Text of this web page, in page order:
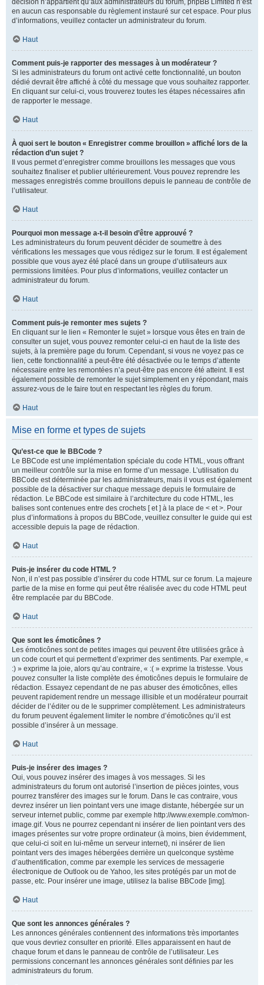
décision n’appartient qu’aux administrateurs du forum, phpBB Limited n’est
en aucun cas responsable du règlement instauré sur cet espace. Pour plus
d’informations, veuillez contacter un administrateur du forum.
Haut
Comment puis-je rapporter des messages à un modérateur ?
Si les administrateurs du forum ont activé cette fonctionnalité, un bouton
dédié devrait être affiché à côté du message que vous souhaitez rapporter.
En cliquant sur celui-ci, vous trouverez toutes les étapes nécessaires afin
de rapporter le message.
Haut
À quoi sert le bouton « Enregistrer comme brouillon » affiché lors de la
rédaction d’un sujet ?
Il vous permet d’enregistrer comme brouillons les messages que vous
souhaitez finaliser et publier ultérieurement. Vous pouvez reprendre les
messages enregistrés comme brouillons depuis le panneau de contrôle de
l’utilisateur.
Haut
Pourquoi mon message a-t-il besoin d’être approuvé ?
Les administrateurs du forum peuvent décider de soumettre à des
vérifications les messages que vous rédigez sur le forum. Il est également
possible que vous ayez été placé dans un groupe d’utilisateurs aux
permissions limitées. Pour plus d’informations, veuillez contacter un
administrateur du forum.
Haut
Comment puis-je remonter mes sujets ?
En cliquant sur le lien « Remonter le sujet » lorsque vous êtes en train de
consulter un sujet, vous pouvez remonter celui-ci en haut de la liste des
sujets, à la première page du forum. Cependant, si vous ne voyez pas ce
lien, cette fonctionnalité a peut-être été désactivée ou le temps d’attente
nécessaire entre les remontées n’a peut-être pas encore été atteint. Il est
également possible de remonter le sujet simplement en y répondant, mais
assurez-vous de le faire tout en respectant les règles du forum.
Haut
Mise en forme et types de sujets
Qu’est-ce que le BBCode ?
Le BBCode est une implémentation spéciale du code HTML, vous offrant
un meilleur contrôle sur la mise en forme d’un message. L’utilisation du
BBCode est déterminée par les administrateurs, mais il vous est également
possible de la désactiver sur chaque message depuis le formulaire de
rédaction. Le BBCode est similaire à l’architecture du code HTML, les
balises sont contenues entre des crochets [ et ] à la place de < et >. Pour
plus d’informations à propos du BBCode, veuillez consulter le guide qui est
accessible depuis la page de rédaction.
Haut
Puis-je insérer du code HTML ?
Non, il n’est pas possible d’insérer du code HTML sur ce forum. La majeure
partie de la mise en forme qui peut être réalisée avec du code HTML peut
être remplacée par du BBCode.
Haut
Que sont les émoticônes ?
Les émoticônes sont de petites images qui peuvent être utilisées grâce à
un code court et qui permettent d’exprimer des sentiments. Par exemple, «
:) » exprime la joie, alors qu’au contraire, « :( » exprime la tristesse. Vous
pouvez consulter la liste complète des émoticônes depuis le formulaire de
rédaction. Essayez cependant de ne pas abuser des émoticônes, elles
peuvent rapidement rendre un message illisible et un modérateur pourrait
décider de l’éditer ou de le supprimer complètement. Les administrateurs
du forum peuvent également limiter le nombre d’émoticônes qu’il est
possible d’insérer à un message.
Haut
Puis-je insérer des images ?
Oui, vous pouvez insérer des images à vos messages. Si les
administrateurs du forum ont autorisé l’insertion de pièces jointes, vous
pourrez transférer des images sur le forum. Dans le cas contraire, vous
devrez insérer un lien pointant vers une image distante, hébergée sur un
serveur internet public, comme par exemple http://www.exemple.com/mon-
image.gif. Vous ne pourrez cependant ni insérer de lien pointant vers des
images présentes sur votre propre ordinateur (à moins, bien évidemment,
que celui-ci soit en lui-même un serveur internet), ni insérer de lien
pointant vers des images hébergées derrière un quelconque système
d’authentification, comme par exemple les services de messagerie
électronique de Outlook ou de Yahoo, les sites protégés par un mot de
passe, etc. Pour insérer une image, utilisez la balise BBCode [img].
Haut
Que sont les annonces générales ?
Les annonces générales contiennent des informations très importantes
que vous devriez consulter en priorité. Elles apparaissent en haut de
chaque forum et dans le panneau de contrôle de l’utilisateur. Les
permissions concernant les annonces générales sont définies par les
administrateurs du forum.